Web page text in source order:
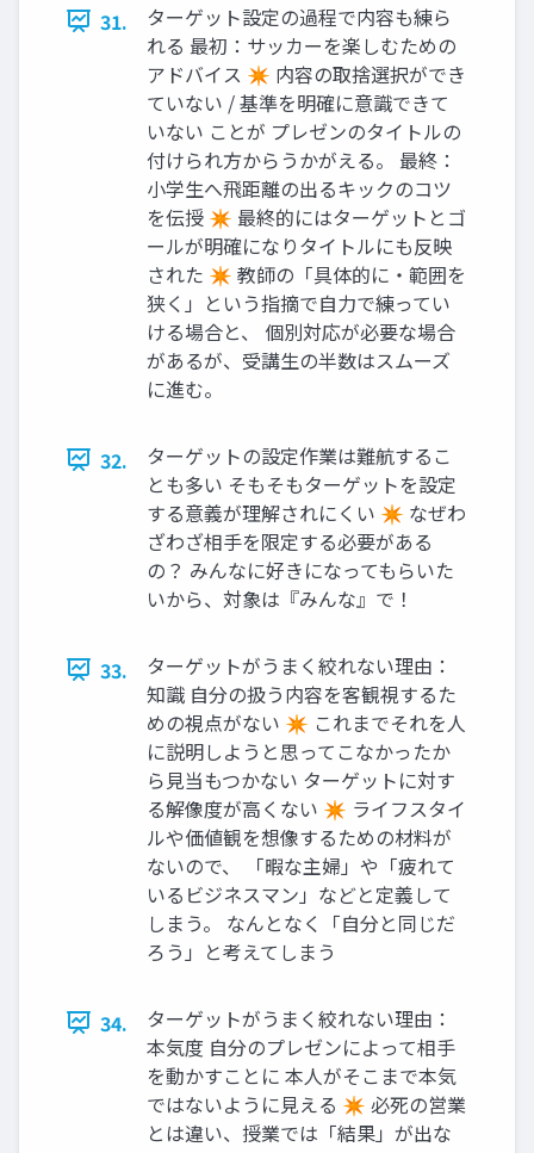
31.
ターゲット設定の過程で内容も練ら
れる 最初：サッカーを楽しむための
アドバイス ✴ 内容の取捨選択ができ
ていない / 基準を明確に意識できて
いない ことが プレゼンのタイトルの
付けられ方からうかがえる。 最終：
小学生へ飛距離の出るキックのコツ
を伝授 ✴ 最終的にはターゲットとゴ
ールが明確になりタイトルにも反映
された ✴ 教師の「具体的に・範囲を
狭く」という指摘で自力で練ってい
ける場合と、 個別対応が必要な場合
があるが、受講生の半数はスムーズ
に進む。
32.
ターゲットの設定作業は難航するこ
とも多い そもそもターゲットを設定
する意義が理解されにくい ✴ なぜわ
ざわざ相手を限定する必要がある
の？ みんなに好きになってもらいた
いから、対象は『みんな』で！
33.
ターゲットがうまく絞れない理由：
知識 自分の扱う内容を客観視するた
めの視点がない ✴ これまでそれを人
に説明しようと思ってこなかったか
ら見当もつかない ターゲットに対す
る解像度が高くない ✴ ライフスタイ
ルや価値観を想像するための材料が
ないので、 「暇な主婦」や「疲れて
いるビジネスマン」などと定義して
しまう。 なんとなく「自分と同じだ
ろう」と考えてしまう
34.
ターゲットがうまく絞れない理由：
本気度 自分のプレゼンによって相手
を動かすことに 本人がそこまで本気
ではないように見える ✴ 必死の営業
とは違い、授業では「結果」が出な